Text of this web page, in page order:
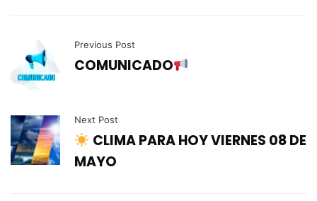
Previous Post
COMUNICADO
Next Post
CLIMA PARA HOY VIERNES 08 DE
MAYO